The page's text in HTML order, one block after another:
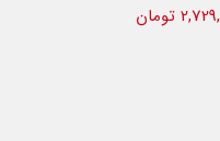
تومان